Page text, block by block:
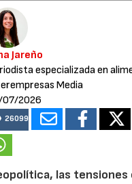
Jareño
especializada en
Media
07/2026
26099
las tensiones